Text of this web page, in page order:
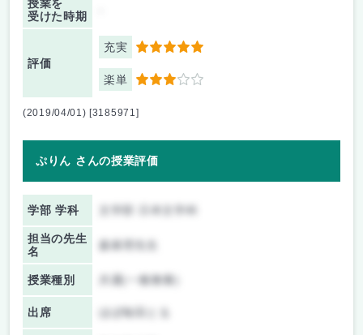
授業を
受けた時期
評価
充実 5
楽単 3
(2019/04/01) [3185971]
ぷりん さんの授業評価
学部 学科
担当の先生
名
森眞理先生
授業種別 共通(一般教養)
出席 ほぼ毎回とる